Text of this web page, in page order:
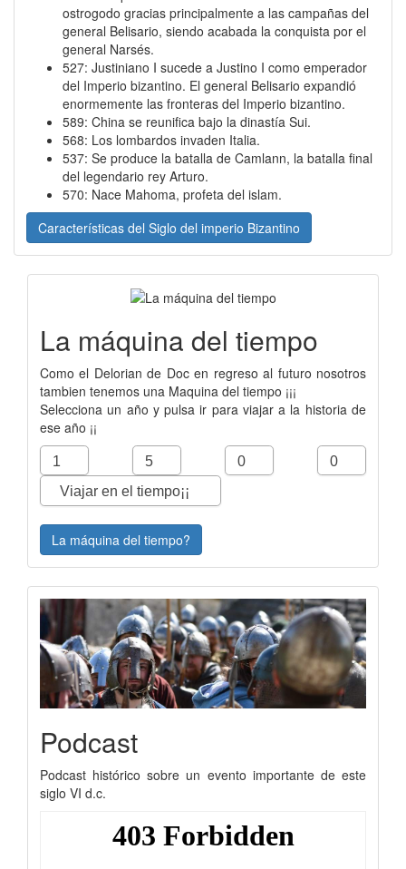
ostrogodo gracias principalmente a las campañas del
general Belisario, siendo acabada la conquista por el
general Narsés.
527: Justiniano I sucede a Justino I como emperador
del Imperio bizantino. El general Belisario expandió
enormemente las fronteras del Imperio bizantino.
589: China se reunifica bajo la dinastía Sui.
568: Los lombardos invaden Italia.
537: Se produce la batalla de Camlann, la batalla final
del legendario rey Arturo.
570: Nace Mahoma, profeta del islam.
Características del Siglo del imperio Bizantino
La máquina del tiempo
Como el Delorian de Doc en regreso al futuro nosotros
tambien tenemos una Maquina del tiempo ¡¡¡
Selecciona un año y pulsa ir para viajar a la historia de
ese año ¡¡
La máquina del tiempo?
Podcast
Podcast histórico sobre un evento importante de este
siglo VI d.c.